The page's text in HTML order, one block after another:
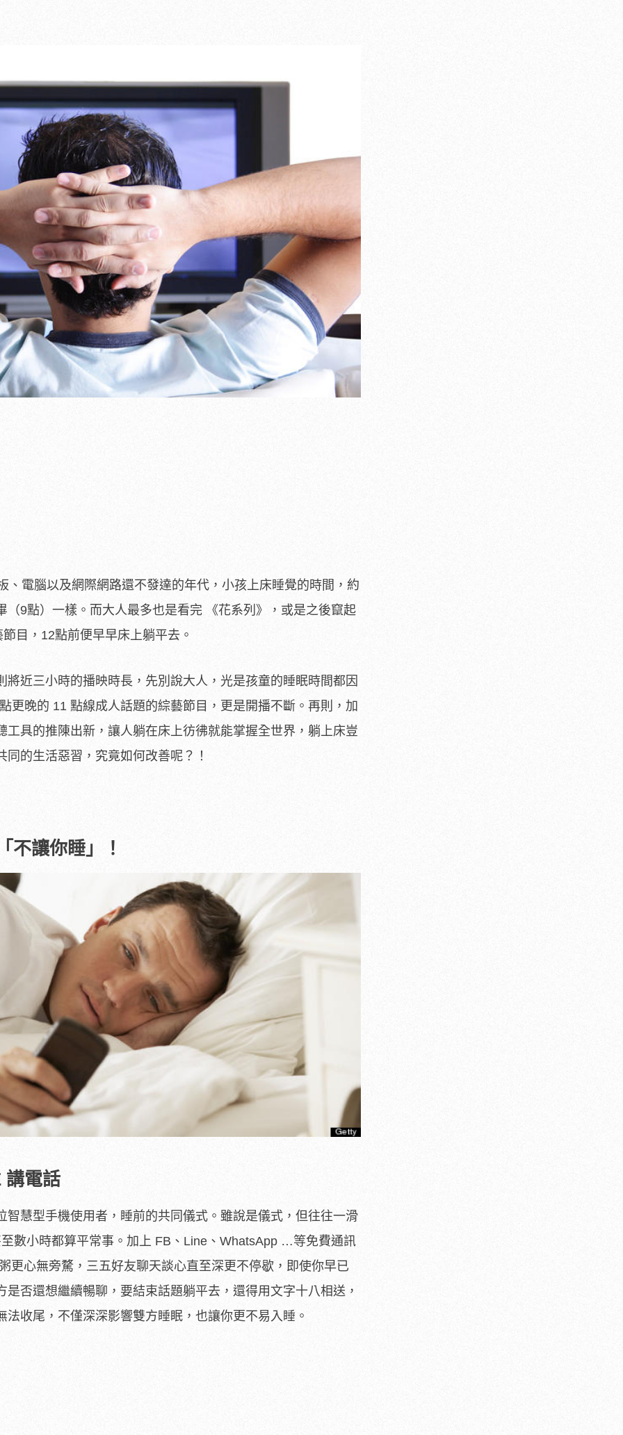
、電腦以及網際網路還不發達的年代，小孩上床睡覺的時間，約
（9點）一樣。而大人最多也是看完 《花系列》，或是之後竄起
目，12點前便早早床上躺平去。
將近三小時的播映時長，先別說大人，光是孩童的睡眠時間都因
更晚的 11 點線成人話題的綜藝節目，更是開播不斷。再則，加
具的推陳出新，讓人躺在床上彷彿就能掌握全世界，躺上床豈
的生活惡習，究竟如何改善呢？！
不讓你睡」！
講電話
智慧型手機使用者，睡前的共同儀式。雖說是儀式，但往往一滑
數小時都算平常事。加上 FB、Line、WhatsApp …等免費通訊
更心無旁騖，三五好友聊天談心直至深更不停歇，即使你早已
否還想繼續暢聊，要結束話題躺平去，還得用文字十八相送，
收尾，不僅深深影響雙方睡眠，也讓你更不易入睡。